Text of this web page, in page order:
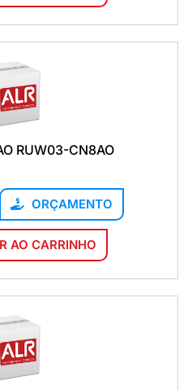
RUW03-CN8AO
ORÇAMENTO
AO CARRINHO